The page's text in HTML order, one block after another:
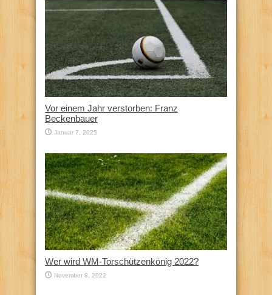
Vor einem Jahr verstorben: Franz
Beckenbauer
Januar 7, 2025
Wer wird WM-Torschützenkönig 2022?
November 8, 2022